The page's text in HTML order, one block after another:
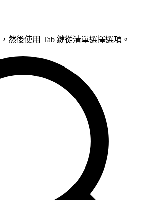
然後使用 Tab 鍵從清單選擇選項。